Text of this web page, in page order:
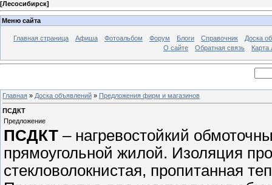
[Лесосибирск]
Меню сайта
Главная страница Афиша Фотоальбом Форум Блоги Справочник
Доска
О сайте
Обратная связь Карта
Главная » Доска объявлений » Предложения фирм и магазинов
ПСДКТ
Предложение
ПСДКТ – нагревостойкий
прямоугольной жилой. Изоляция
стекловолокнистая, пропитанная